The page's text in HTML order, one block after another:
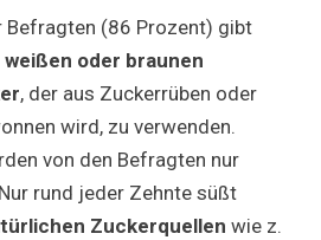
Befragten (86 Prozent) gibt
oder braunen
, der aus Zuckerrüben oder
wird, zu verwenden.
von den Befragten nur
rund jeder Zehnte süßt
Zuckerquellen wie z.